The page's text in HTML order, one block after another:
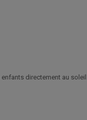
directement au soleil.